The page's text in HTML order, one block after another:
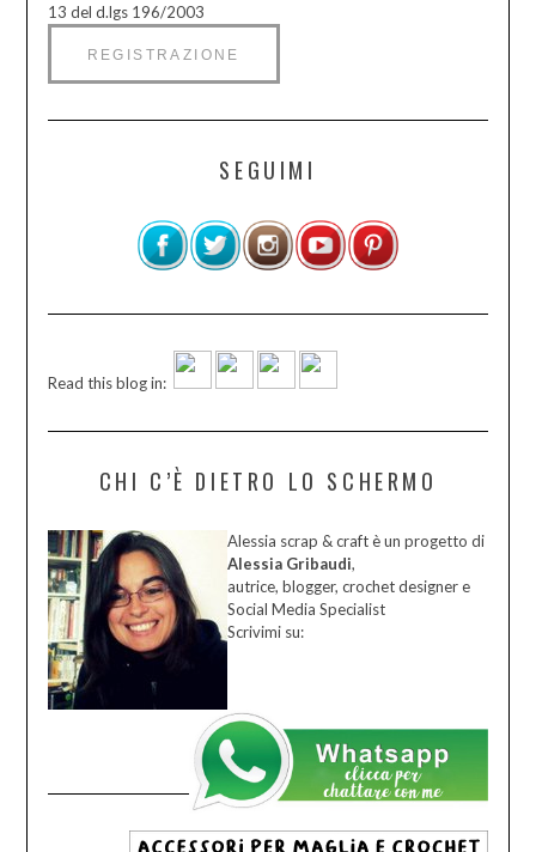
13 del d.lgs 196/2003
SEGUIMI
Read this blog in:
CHI C’È DIETRO LO SCHERMO
Alessia scrap & craft è un progetto di
Alessia Gribaudi,
autrice, blogger, crochet designer e
Social Media Specialist
Scrivimi su: